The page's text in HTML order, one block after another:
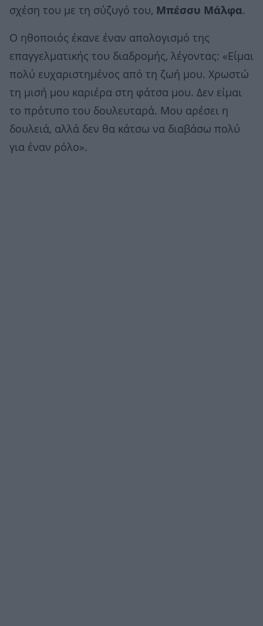
σχέση του με τη σύζυγό του, Μπέσσυ Μάλφα.
Ο ηθοποιός έκανε έναν απολογισμό της
επαγγελματικής του διαδρομής, λέγοντας: «Είμαι
πολύ ευχαριστημένος από τη ζωή μου. Χρωστώ
τη μισή μου καριέρα στη φάτσα μου. Δεν είμαι
το πρότυπο του δουλευταρά. Μου αρέσει η
δουλειά, αλλά δεν θα κάτσω να διαβάσω πολύ
για έναν ρόλο».